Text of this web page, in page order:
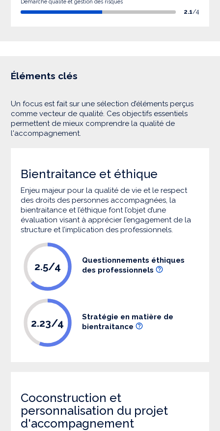
Démarche qualité et gestion des risques
2.1/4
Éléments clés
Un focus est fait sur une sélection d’éléments perçus
comme vecteur de qualité. Ces objectifs essentiels
permettent de mieux comprendre la qualité de
l'accompagnement.
Bientraitance et éthique
Enjeu majeur pour la qualité de vie et le respect
des droits des personnes accompagnées, la
bientraitance et l’éthique font l’objet d’une
évaluation visant à apprécier l’engagement de la
structure et l’implication des professionnels.
2.5/4
Questionnements éthiques
des professionnels
2.23/4
Stratégie en matière de
bientraitance
Coconstruction et
personnalisation du projet
d'accompagnement